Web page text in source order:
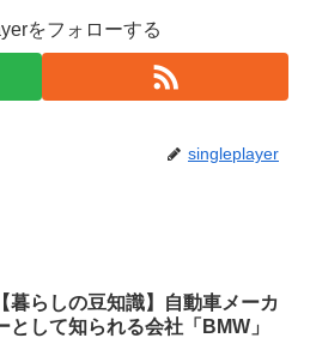
をフォローする
singleplayer
【暮らしの豆知識】自動車メーカ
として知られる会社「BMW」